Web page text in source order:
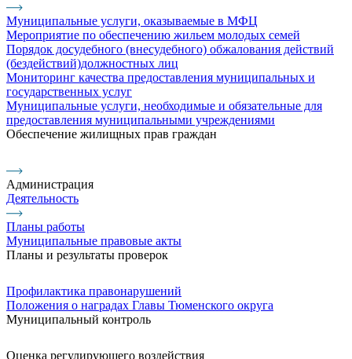
Муниципальные услуги, оказываемые в МФЦ
Мероприятие по обеспечению жильем молодых семей
Порядок досудебного (внесудебного) обжалования действий
(бездействий)должностных лиц
Мониторинг качества предоставления муниципальных и
государственных услуг
Муниципальные услуги, необходимые и обязательные для
предоставления муниципальными учреждениями
Обеспечение жилищных прав граждан
Администрация
Деятельность
Планы работы
Муниципальные правовые акты
Планы и результаты проверок
Профилактика правонарушений
Положения о наградах Главы Тюменского округа
Муниципальный контроль
Оценка регулирующего воздействия